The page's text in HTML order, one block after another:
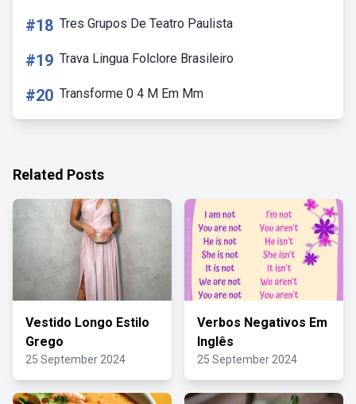
#18 Tres Grupos De Teatro Paulista
#19 Trava Lingua Folclore Brasileiro
#20 Transforme 0 4 M Em Mm
Related Posts
Vestido Longo Estilo
Grego
25 September 2024
Verbos Negativos Em
Inglês
25 September 2024